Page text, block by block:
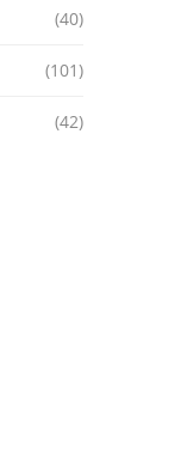
(40)
(101)
(42)